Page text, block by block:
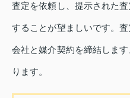
査定を依頼し、提示された
することが望ましいです。
会社と媒介契約を締結しま
ります。